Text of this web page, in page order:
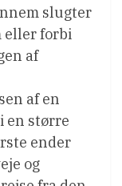
slugter
eller forbi
af
af en
en større
ender
og